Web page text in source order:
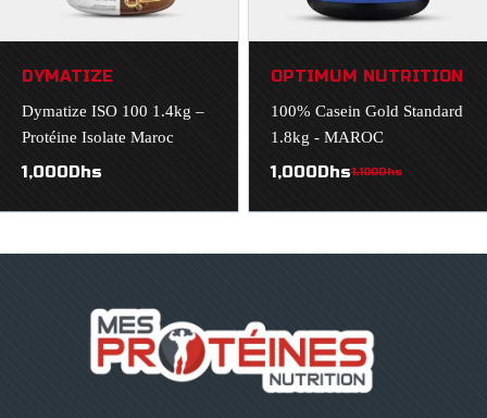
DYMATIZE
Dymatize ISO 100 1.4kg –
Protéine Isolate Maroc
1,000Dhs
OPTIMUM NUTRITION
100% Casein Gold Standard
1.8kg - MAROC
1,100Dhs
1,000Dhs